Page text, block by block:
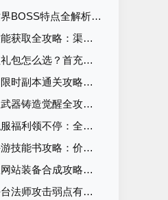
全解析：刷新机制与击杀策略
：渠道周期与材料准备指南
月卡累充限时礼包性价比全解析
略：时间分配与效率打法全解析
略：从入门到神兵的系统养成指南
类型福利拆解与最大化领取攻略
价值评估、获取途径与职业优先级
略：材料大全与成功率提升技巧
有哪些？五大致命短板全解析